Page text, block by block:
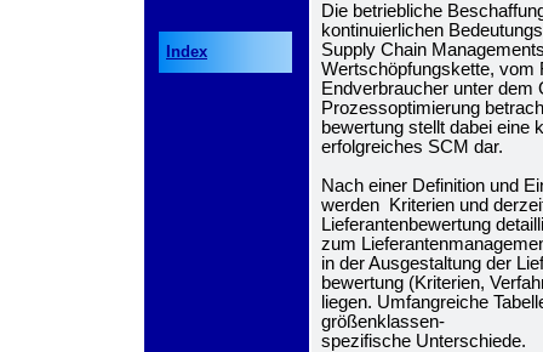
Index
Die betriebliche
kontinuierlichen
Supply Chain
Wertschöpfungskette, vom
Endverbraucher unter dem
Prozessoptimierung
bewertung stellt dabei eine
erfolgreiches SCM dar.
Nach einer Definition und
werden Kriterien und
Lieferantenbewertung
zum
in der Ausgestaltung der
bewertung (Kriterien,
liegen. Umfangreiche
größenklassen-
spezifische Unterschiede.